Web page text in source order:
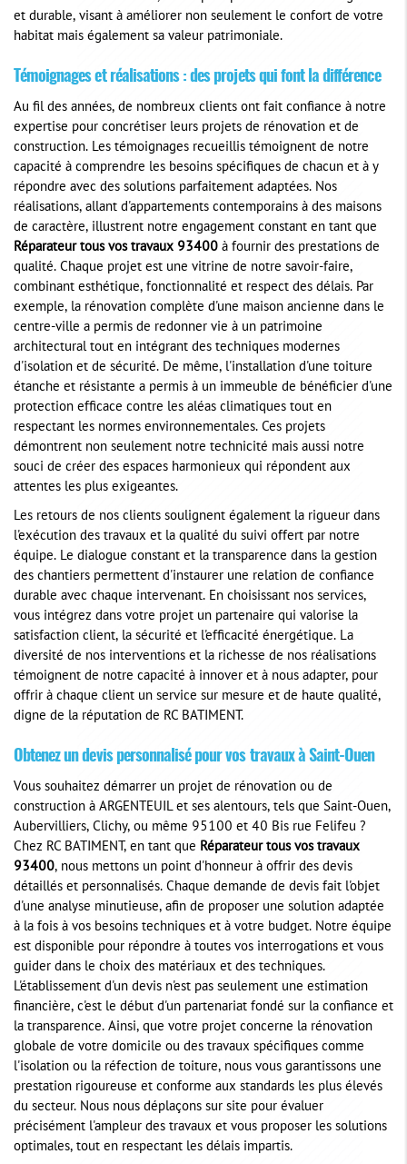
et durable, visant à améliorer non seulement le confort de votre
habitat mais également sa valeur patrimoniale.
Témoignages et réalisations : des projets qui font la différence
Au fil des années, de nombreux clients ont fait confiance à notre
expertise pour concrétiser leurs projets de rénovation et de
construction. Les témoignages recueillis témoignent de notre
capacité à comprendre les besoins spécifiques de chacun et à y
répondre avec des solutions parfaitement adaptées. Nos
réalisations, allant d'appartements contemporains à des maisons
de caractère, illustrent notre engagement constant en tant que
Réparateur tous vos travaux 93400 à fournir des prestations de
qualité. Chaque projet est une vitrine de notre savoir-faire,
combinant esthétique, fonctionnalité et respect des délais. Par
exemple, la rénovation complète d'une maison ancienne dans le
centre-ville a permis de redonner vie à un patrimoine
architectural tout en intégrant des techniques modernes
d'isolation et de sécurité. De même, l'installation d'une toiture
étanche et résistante a permis à un immeuble de bénéficier d'une
protection efficace contre les aléas climatiques tout en
respectant les normes environnementales. Ces projets
démontrent non seulement notre technicité mais aussi notre
souci de créer des espaces harmonieux qui répondent aux
attentes les plus exigeantes.
Les retours de nos clients soulignent également la rigueur dans
l'exécution des travaux et la qualité du suivi offert par notre
équipe. Le dialogue constant et la transparence dans la gestion
des chantiers permettent d'instaurer une relation de confiance
durable avec chaque intervenant. En choisissant nos services,
vous intégrez dans votre projet un partenaire qui valorise la
satisfaction client, la sécurité et l'efficacité énergétique. La
diversité de nos interventions et la richesse de nos réalisations
témoignent de notre capacité à innover et à nous adapter, pour
offrir à chaque client un service sur mesure et de haute qualité,
digne de la réputation de RC BATIMENT.
Obtenez un devis personnalisé pour vos travaux à Saint-Ouen
Vous souhaitez démarrer un projet de rénovation ou de
construction à ARGENTEUIL et ses alentours, tels que Saint-Ouen,
Aubervilliers, Clichy, ou même 95100 et 40 Bis rue Felifeu ?
Chez RC BATIMENT, en tant que
Réparateur tous vos travaux
93400, nous mettons un point d'honneur à offrir des devis
détaillés et personnalisés. Chaque demande de devis fait l'objet
d'une analyse minutieuse, afin de proposer une solution adaptée
à la fois à vos besoins techniques et à votre budget. Notre équipe
est disponible pour répondre à toutes vos interrogations et vous
guider dans le choix des matériaux et des techniques.
L'établissement d'un devis n'est pas seulement une estimation
financière, c'est le début d'un partenariat fondé sur la confiance et
la transparence. Ainsi, que votre projet concerne la rénovation
globale de votre domicile ou des travaux spécifiques comme
l'isolation ou la réfection de toiture, nous vous garantissons une
prestation rigoureuse et conforme aux standards les plus élevés
du secteur. Nous nous déplaçons sur site pour évaluer
précisément l'ampleur des travaux et vous proposer les solutions
optimales, tout en respectant les délais impartis.